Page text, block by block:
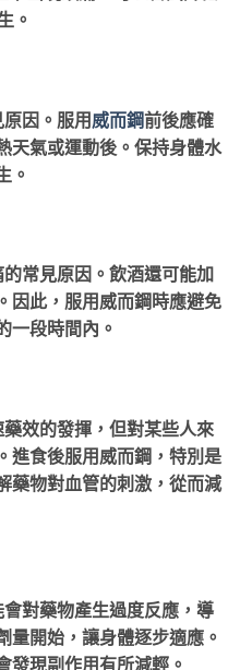
。
因。服用威而鋼前後應確
天氣或運動後。保持身體水
。
常見原因。飲酒還可能加
因此，服用威而鋼時應避免
一段時間內。
效的發揮，但對某些人來
進食後服用威而鋼，特別是
藥物對血管的刺激，從而減
對藥物產生過度反應，導
量開始，讓身體逐步適應。
發現副作用有所減輕。